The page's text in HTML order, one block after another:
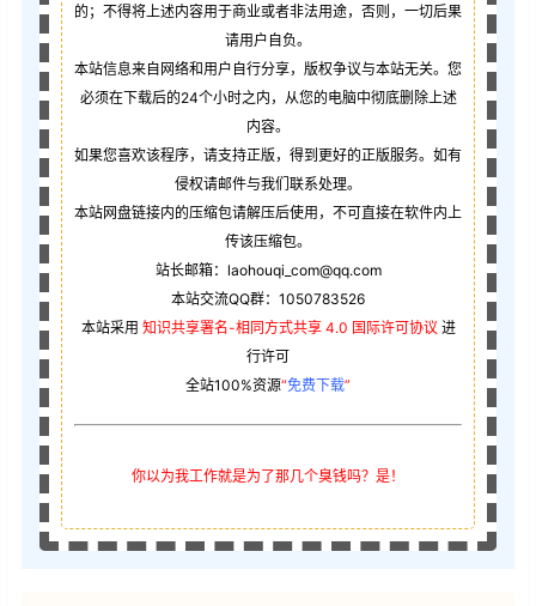
的；不得将上述内容用于商业或者非法用途，否则，一切后果
请用户自负。
本站信息来自网络和用户自行分享，版权争议与本站无关。您
必须在下载后的24个小时之内，从您的电脑中彻底删除上述
内容。
如果您喜欢该程序，请支持正版，得到更好的正版服务。如有
侵权请邮件与我们联系处理。
本站网盘链接内的压缩包请解压后使用，不可直接在软件内上
传该压缩包。
站长邮箱：laohouqi_com@qq.com
本站交流QQ群：1050783526
本站采用 知识共享署名-相同方式共享 4.0 国际许可协议 进
行许可
全站100%资源“免费下载”
你以为我工作就是为了那几个臭钱吗？是！